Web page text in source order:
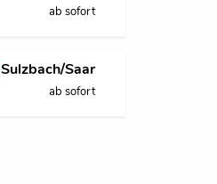
ab sofort
Sulzbach/Saar
ab sofort